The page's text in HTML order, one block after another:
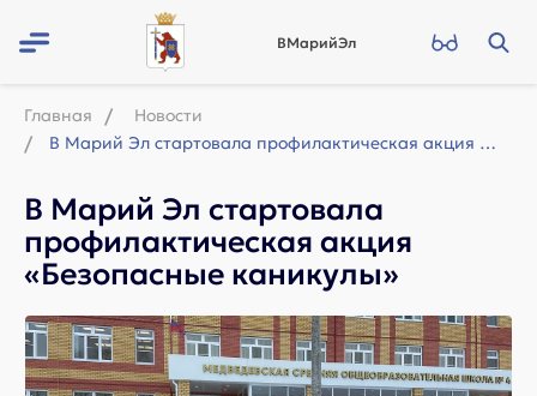
ВМарийЭл
Главная
Новости
В Марий Эл стартовала профилактическая акция «Безопасные каникулы»
В Марий Эл стартовала
профилактическая акция
«Безопасные каникулы»